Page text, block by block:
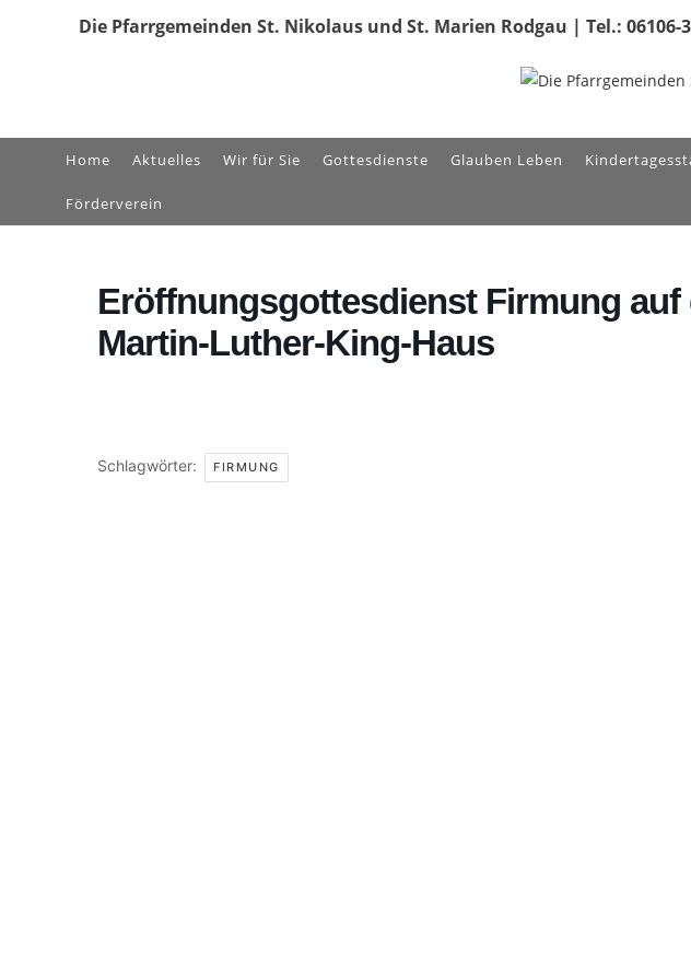
Die Pfarrgemeinden St. Nikolaus und St. Marien Rodgau | Tel.:
Home Aktuelles Wir für Sie Gottesdienste Glauben Leben
Förderverein
Eröffnungsgottesdienst Firmung auf
Martin-Luther-King-Haus
Schlagwörter: FIRMUNG